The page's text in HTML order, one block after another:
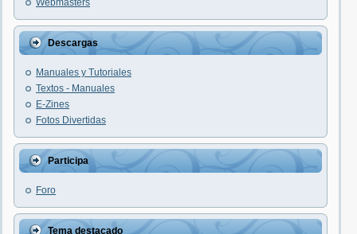
Webmasters
Descargas
Manuales y Tutoriales
Textos - Manuales
E-Zines
Fotos Divertidas
Participa
Foro
Tema destacado